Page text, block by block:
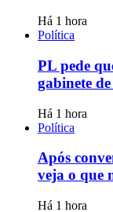
Há 1 hora
Política
PL pede
gabinete
Há 1 hora
Política
Após
veja o que
Há 1 hora